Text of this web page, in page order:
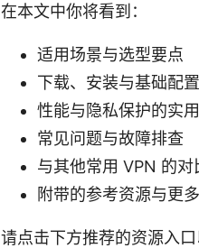
在本文中你将看到：
适用场景与选型要点
下载、安装与基础配
性能与隐私保护的实
常见问题与故障排查
与其他常用 VPN 的对
附带的参考资源与更
请点击下方推荐的资源入